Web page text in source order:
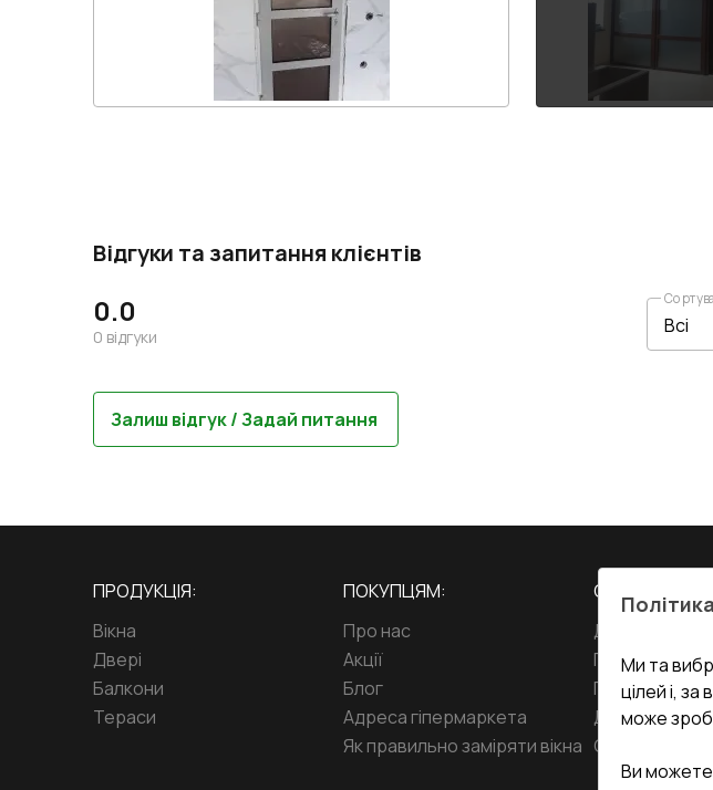
Відгуки та запитання клієнтів
0.0
0 відгуки
Залиш відгук / Задай питання
ПРОДУКЦІЯ:
Вікна
Двері
Балкони
Тераси
ПОКУПЦЯМ:
Про нас
Акції
Блог
Адреса гіпермаркета
Як правильно заміряти вікна
СЕРВІС ТА
Доставка і
Гарантія та
Повернення
Договір
Співпраця з
Ми та
цілей і,
може
Ви можете